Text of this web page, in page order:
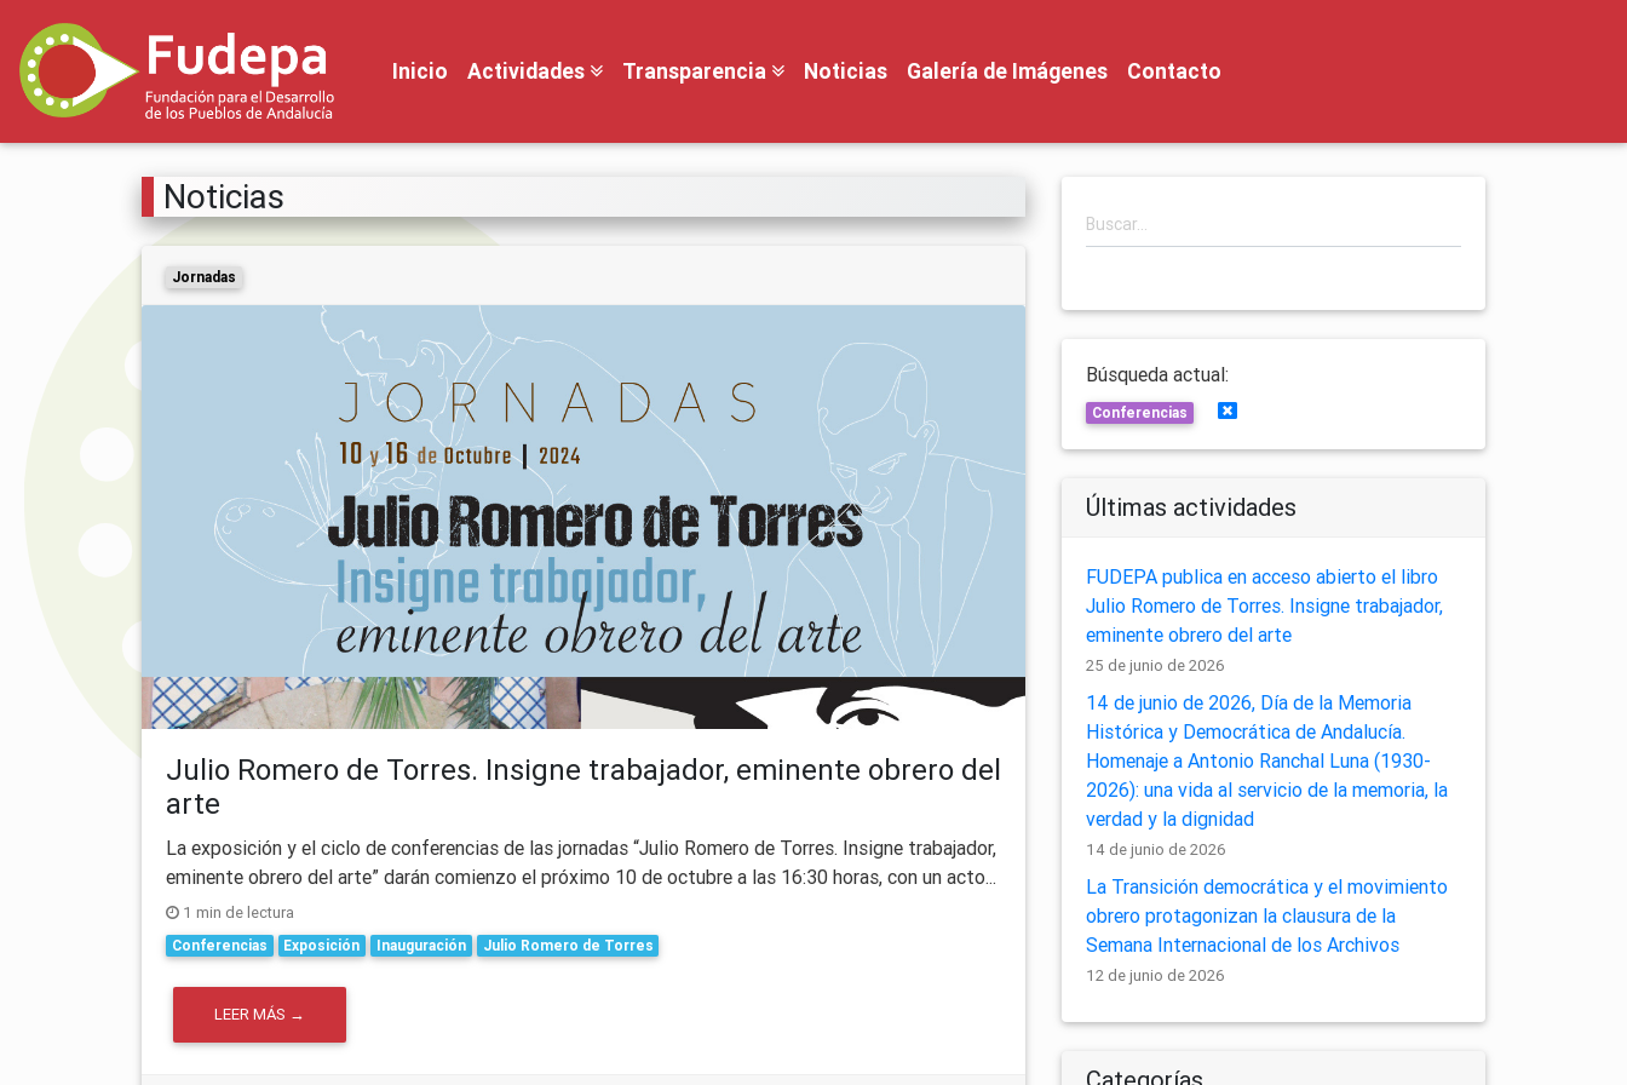
Inicio Actividades Transparencia Noticias Galería de Imágenes Contacto
Noticias
Jornadas
Julio Romero de Torres. Insigne trabajador, eminente obrero del
arte
La exposición y el ciclo de conferencias de las jornadas “Julio Romero de Torres. Insigne trabajador,
eminente obrero del arte” darán comienzo el próximo 10 de octubre a las 16:30 horas, con un acto...
1 min de lectura
Conferencias Exposición Inauguración Julio Romero de Torres
LEER MÁS →
Búsqueda actual:
Conferencias Limpiar búsquedas
Últimas actividades
FUDEPA publica en acceso abierto el libro
Julio Romero de Torres. Insigne trabajador,
eminente obrero del arte
25 de junio de 2026
14 de junio de 2026, Día de la Memoria
Histórica y Democrática de Andalucía.
Homenaje a Antonio Ranchal Luna (1930-
2026): una vida al servicio de la memoria, la
verdad y la dignidad
14 de junio de 2026
La Transición democrática y el movimiento
obrero protagonizan la clausura de la
Semana Internacional de los Archivos
12 de junio de 2026